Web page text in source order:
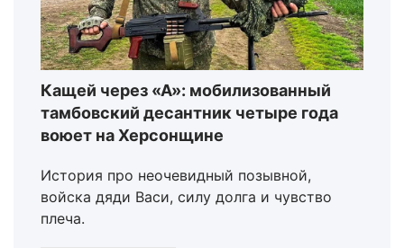
Кащей через «А»: мобилизованный
тамбовский десантник четыре года
воюет на Херсонщине
История про неочевидный позывной,
войска дяди Васи, силу долга и чувство
плеча.